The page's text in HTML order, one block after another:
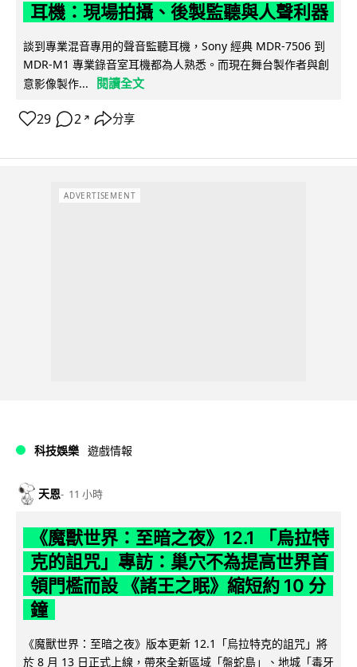
耳機：現場拍攝、後製監聽與人聲利器
談到專業混音專用的聲音監聽耳機，Sony 經典 MDR-7506 到
MDR-M1 專業錄音室耳機都為人熟悉。而現在舞台製作者與創
意影像製作...
閱讀全文
29 2 ↗ 分享
ADVERTISEMENT
科技娛樂 遊戲情報
天恩 11 小時
《魔獸世界：至暗之夜》12.1 「烏拉特
克的詛咒」專訪：巢穴不為提高世界首
領門檻而設 《諸王之眠》縮短約 10 分
鐘
《魔獸世界：至暗之夜》版本更新 12.1「烏拉特克的詛咒」將
於 8 月 13 日正式上線，帶來全新區域「盤蛇島」、地城「毒牙